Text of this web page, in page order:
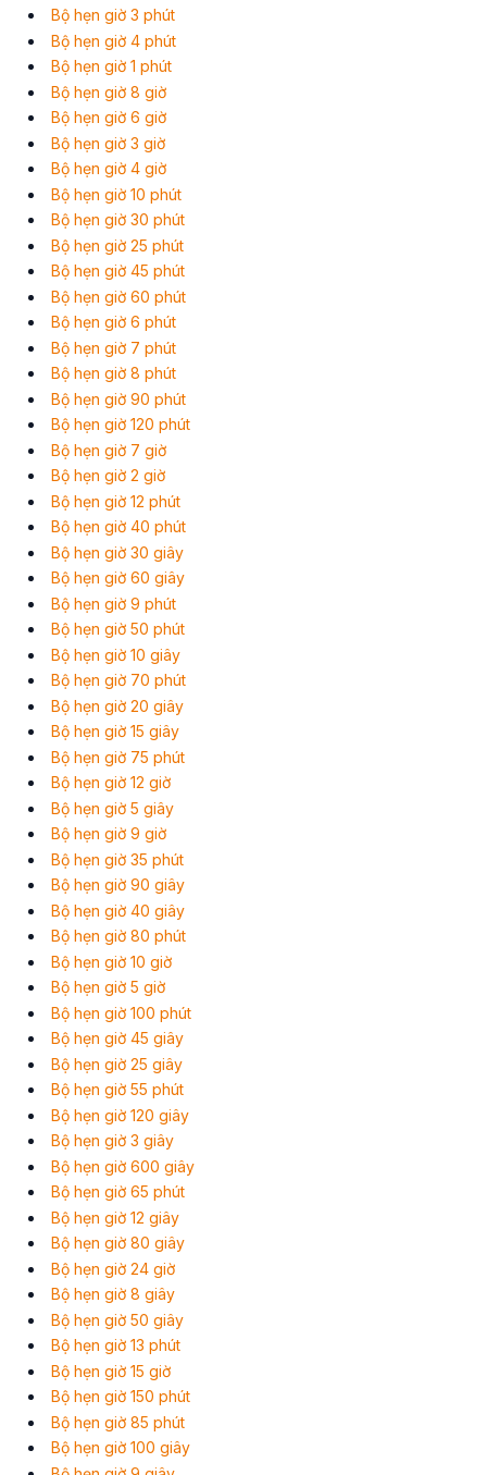
Bộ hẹn giờ 3 phút
Bộ hẹn giờ 4 phút
Bộ hẹn giờ 1 phút
Bộ hẹn giờ 8 giờ
Bộ hẹn giờ 6 giờ
Bộ hẹn giờ 3 giờ
Bộ hẹn giờ 4 giờ
Bộ hẹn giờ 10 phút
Bộ hẹn giờ 30 phút
Bộ hẹn giờ 25 phút
Bộ hẹn giờ 45 phút
Bộ hẹn giờ 60 phút
Bộ hẹn giờ 6 phút
Bộ hẹn giờ 7 phút
Bộ hẹn giờ 8 phút
Bộ hẹn giờ 90 phút
Bộ hẹn giờ 120 phút
Bộ hẹn giờ 7 giờ
Bộ hẹn giờ 2 giờ
Bộ hẹn giờ 12 phút
Bộ hẹn giờ 40 phút
Bộ hẹn giờ 30 giây
Bộ hẹn giờ 60 giây
Bộ hẹn giờ 9 phút
Bộ hẹn giờ 50 phút
Bộ hẹn giờ 10 giây
Bộ hẹn giờ 70 phút
Bộ hẹn giờ 20 giây
Bộ hẹn giờ 15 giây
Bộ hẹn giờ 75 phút
Bộ hẹn giờ 12 giờ
Bộ hẹn giờ 5 giây
Bộ hẹn giờ 9 giờ
Bộ hẹn giờ 35 phút
Bộ hẹn giờ 90 giây
Bộ hẹn giờ 40 giây
Bộ hẹn giờ 80 phút
Bộ hẹn giờ 10 giờ
Bộ hẹn giờ 5 giờ
Bộ hẹn giờ 100 phút
Bộ hẹn giờ 45 giây
Bộ hẹn giờ 25 giây
Bộ hẹn giờ 55 phút
Bộ hẹn giờ 120 giây
Bộ hẹn giờ 3 giây
Bộ hẹn giờ 600 giây
Bộ hẹn giờ 65 phút
Bộ hẹn giờ 12 giây
Bộ hẹn giờ 80 giây
Bộ hẹn giờ 24 giờ
Bộ hẹn giờ 8 giây
Bộ hẹn giờ 50 giây
Bộ hẹn giờ 13 phút
Bộ hẹn giờ 15 giờ
Bộ hẹn giờ 150 phút
Bộ hẹn giờ 85 phút
Bộ hẹn giờ 100 giây